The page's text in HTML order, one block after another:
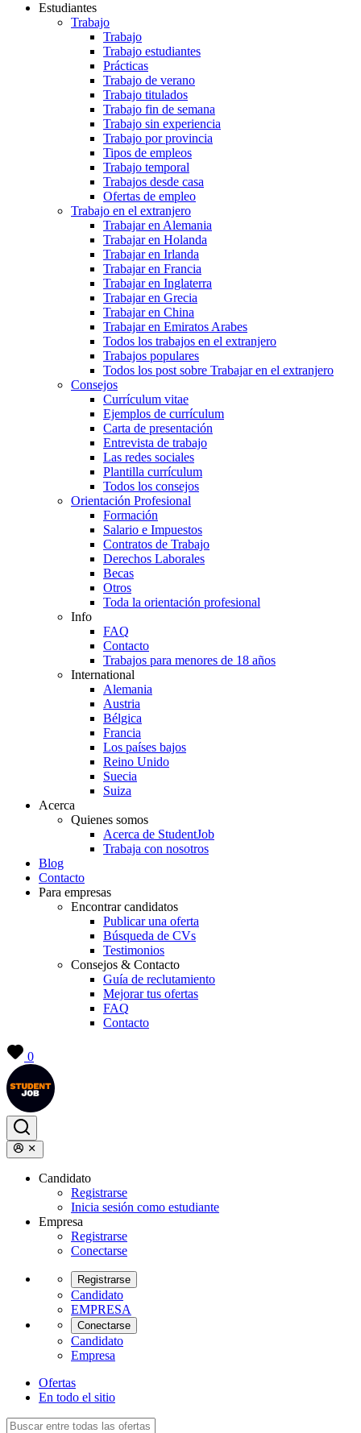
Estudiantes
Trabajo
Trabajo
Trabajo estudiantes
Prácticas
Trabajo de verano
Trabajo titulados
Trabajo fin de semana
Trabajo sin experiencia
Trabajo por provincia
Tipos de empleos
Trabajo temporal
Trabajos desde casa
Ofertas de empleo
Trabajo en el extranjero
Trabajar en Alemania
Trabajar en Holanda
Trabajar en Irlanda
Trabajar en Francia
Trabajar en Inglaterra
Trabajar en Grecia
Trabajar en China
Trabajar en Emiratos Arabes
Todos los trabajos en el extranjero
Trabajos populares
Todos los post sobre Trabajar en el extranjero
Consejos
Currículum vitae
Ejemplos de currículum
Carta de presentación
Entrevista de trabajo
Las redes sociales
Plantilla currículum
Todos los consejos
Orientación Profesional
Formación
Salario e Impuestos
Contratos de Trabajo
Derechos Laborales
Becas
Otros
Toda la orientación profesional
Info
FAQ
Contacto
Trabajos para menores de 18 años
International
Alemania
Austria
Bélgica
Francia
Los países bajos
Reino Unido
Suecia
Suiza
Acerca
Quienes somos
Acerca de StudentJob
Trabaja con nosotros
Blog
Contacto
Para empresas
Encontrar candidatos
Publicar una oferta
Búsqueda de CVs
Testimonios
Consejos & Contacto
Guía de reclutamiento
Mejorar tus ofertas
FAQ
Contacto
0
Candidato
Registrarse
Inicia sesión como estudiante
Empresa
Registrarse
Conectarse
Registrarse
Candidato
EMPRESA
Conectarse
Candidato
Empresa
Ofertas
En todo el sitio